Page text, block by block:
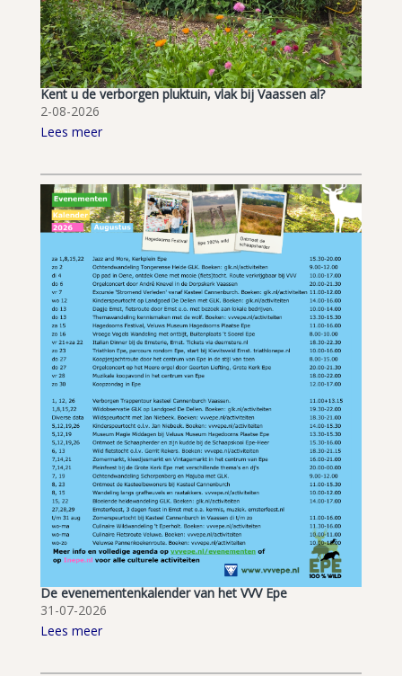
Kent u de verborgen pluktuin, vlak bij Vaassen al?
2-08-2026
Lees meer
De evenementenkalender van het VVV Epe
31-07-2026
Lees meer